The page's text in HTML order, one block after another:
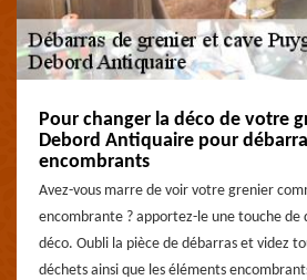
Pour changer la déco de votre
Debord Antiquaire pour
encombrants
Avez-vous marre de voir votre grenier
encombrante ? apportez-le une touche de
déco. Oubli la pièce de débarras et videz
déchets ainsi que les éléments